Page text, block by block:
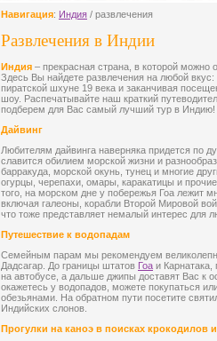
Навигация: Индия / развлечения
Развлечения в Индии
Индия – прекрасная страна, в которой можно
Здесь Вы найдете развлечения на любой
пиратской шхуне 19 века и заканчивая
шоу. Распечатывайте наш краткий
подберем для Вас самый лучший тур в Индию!
Дайвинг
Любителям дайвинга наверняка придется по
славится обилием морской жизни и
барракуда, морской окунь, тунец и многие
огурцы, черепахи, омары, каракатицы и
того, на морском дне у побережья Гоа лежит
включая галеоны, корабли Второй Мировой
что тоже представляет немалый интерес для
Путешествие к водопадам
Cемейным парам мы рекомендуем
Дадсагар. До границы штатов Гоа и
на автобусе, а дальше джипы доставят Вас к
окажетесь у водопадов, можете покупаться
обезьянами. На обратном пути посетите
Индийских слонов.
Прогулки на каноэ в поисках крокодилов